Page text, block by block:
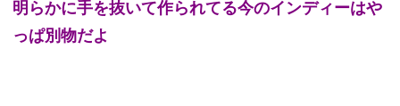
明らかに手を抜いて作られてる今のインディーはや
っぱ別物だよ